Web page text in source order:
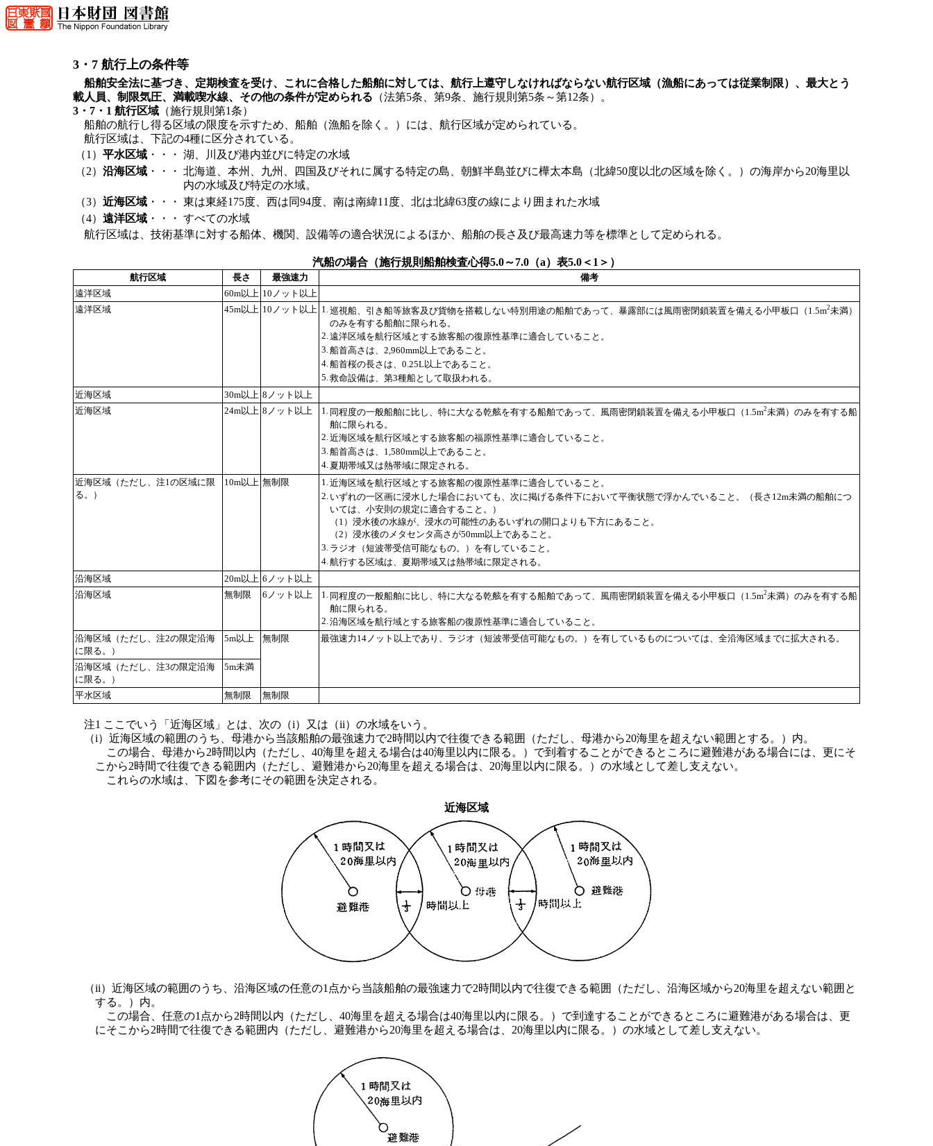
3・7 航行上の条件等
船舶安全法に基づき、定期検査を受け、これに合格した船舶に対しては、航行上遵守しなければならない航行区域（漁船にあっては従業制限）、最大とう
載人員、制限気圧、満載喫水線、その他の条件が定められる （法第5条、第9条、施行規則第5条～第12条）。
3・7・1 航行区域 （施行規則第1条）
船舶の航行し得る区域の限度を示すため、船舶（漁船を除く。）には、航行区域が定められている。
航行区域は、下記の4種に区分されている。
（1） 平水区域 ・・・ 湖、川及び港内並びに特定の水域
（2） 沿海区域 ・・・ 北海道、本州、九州、四国及びそれに属する特定の島、朝鮮半島並びに樺太本島（北緯50度以北の区域を除く。）の海岸から20海里以
内の水域及び特定の水域。
（3） 近海区域 ・・・ 東は東経175度、西は同94度、南は南緯11度、北は北緯63度の線により囲まれた水域
（4） 遠洋区域 ・・・ すべての水域
航行区域は、技術基準に対する船体、機関、設備等の適合状況によるほか、船舶の長さ及び最高速力等を標準として定められる。
汽船の場合（施行規則船舶検査心得5.0～7.0（a）表5.0＜1＞）
航行区域 長さ 最強速力
備考
遠洋区域
60m以上 10ノット以上
遠洋区域
45m以上 10ノット以上 1.巡視船、引き船等旅客及び貨物を搭載しない特別用途の船舶であって、暴露部には風雨密閉鎖装置を備える小甲板口（1.5m2未満）
のみを有する船舶に限られる。
2.遠洋区域を航行区域とする旅客船の復原性基準に適合していること。
3.船首高さは、2,960mm以上であること。
4.船首桜の長さは、0.25L以上であること。
5.救命設備は、第3種船として取扱われる。
近海区域
30m以上 8ノット以上
近海区域
24m以上 8ノット以上 1. 同程度の一般船舶に比し、特に大なる乾舷を有する船舶であって、風雨密閉鎖装置を備える小甲板口（1.5m2未満）のみを有する船
舶に限られる。
2.近海区域を航行区域とする旅客船の福原性基準に適合していること。
3.船首高さは、1,580mm以上であること。
4. 夏期帯域又は熱帯域に限定される。
近海区域（ただし、注1の区域に限
る。）
10m以上 無制限 1.近海区域を航行区域とする旅客船の復原性基準に適合していること。
2. いずれの一区画に浸水した場合においても、次に掲げる条件下において平衡状態で浮かんでいること。（長さ12m未満の船舶につ
いては、小安則の規定に適合すること。）
（1）浸水後の水線が、浸水の可能性のあるいずれの開口よりも下方にあること。
（2）浸水後のメタセンタ高さが50mm以上であること。
3. ラジオ（短波帯受信可能なもの。）を有していること。
4.航行する区域は、夏期帯域又は熱帯域に限定される。
沿海区域
20m以上 6ノット以上
沿海区域
無制限 6ノット以上 1. 同程度の一般船舶に比し、特に大なる乾舷を有する船舶であって、風雨密閉鎖装置を備える小甲板口（1.5m2未満）のみを有する船
舶に限られる。
2.沿海区域を航行域とする旅客船の復原性基準に適合していること。
沿海区域（ただし、注2の限定沿海
に限る。）
5m以上 無制限 最強速力14ノット以上であり、ラジオ（短波帯受信可能なもの。）を有しているものについては、全沿海区域までに拡大される。
沿海区域（ただし、注3の限定沿海
に限る。）
5m未満
平水区域 無制限 無制限
注1 ここでいう「近海区域」とは、次の（i）又は（ii）の水域をいう。
（i）近海区域の範囲のうち、母港から当該船舶の最強速力で2時間以内で往復できる範囲（ただし、母港から20海里を超えない範囲とする。）内。
この場合、母港から2時間以内（ただし、40海里を超える場合は40海里以内に限る。）で到着することができるところに避難港がある場合には、更にそ
こから2時間で往復できる範囲内（ただし、避難港から20海里を超える場合は、20海里以内に限る。）の水域として差し支えない。
これらの水域は、下図を参考にその範囲を決定される。
近海区域
（ii）近海区域の範囲のうち、沿海区域の任意の1点から当該船舶の最強速力で2時間以内で往復できる範囲（ただし、沿海区域から20海里を超えない範囲と
する。）内。
この場合、任意の1点から2時間以内（ただし、40海里を超える場合は40海里以内に限る。）で到達することができるところに避難港がある場合は、更
にそこから2時間で往復できる範囲内（ただし、避難港から20海里を超える場合は、20海里以内に限る。）の水域として差し支えない。